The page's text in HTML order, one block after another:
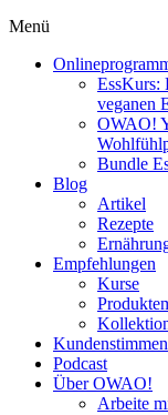
Menü
EssKurs:
veganen
OWAO!
Bundle
Blog
Artikel
Rezepte
Empfehlungen
Kurse
Kundenstimmen
Podcast
Über OWAO!
Arbeite